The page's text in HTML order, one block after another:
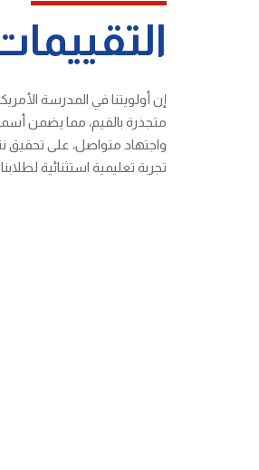
إن أولويتنا في المدرسة
متجذرة بالقيم، مما يضمن أسمى
واجتهاد متواصل، على تحقيق
تجربة تعليمية استثنائية لطلابنا.